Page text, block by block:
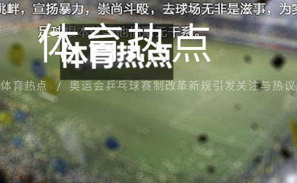
体育热点
体育热点 奥运会乒乓球赛制改革新规引发关注与热议